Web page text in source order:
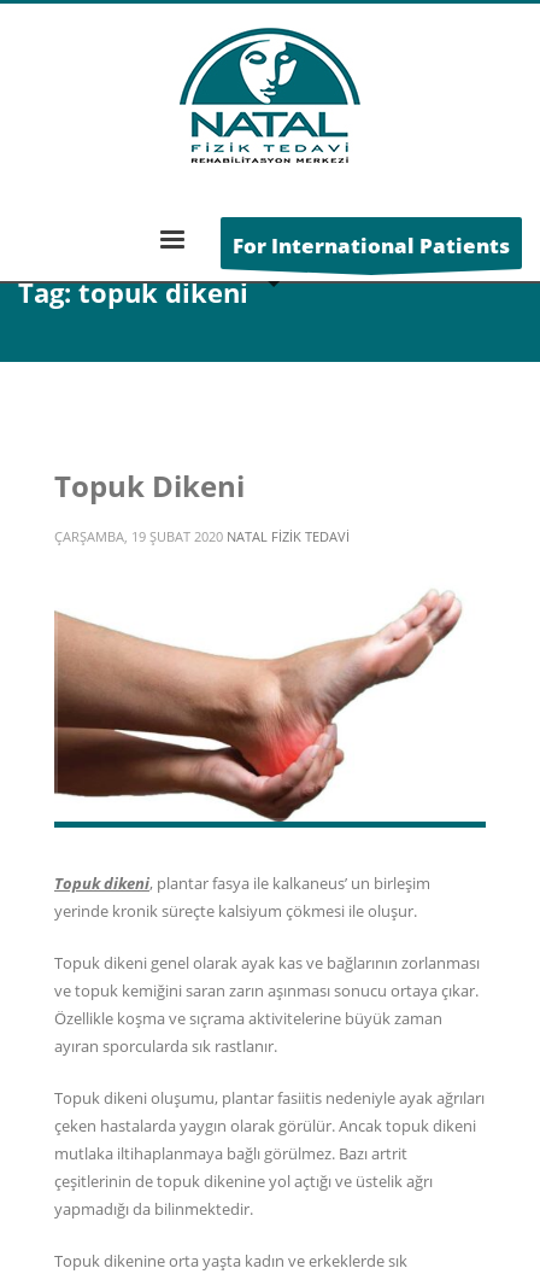
For International Patients
POSTS TAGGED "TOPUK DIKENI"
Tag: topuk dikeni
Topuk Dikeni
ÇARŞAMBA, 19 ŞUBAT 2020 NATAL FIZIK TEDAVI
Topuk dikeni, plantar fasya ile kalkaneus’ un birleşim
yerinde kronik süreçte kalsiyum çökmesi ile oluşur.
Topuk dikeni genel olarak ayak kas ve bağlarının zorlanması
ve topuk kemiğini saran zarın aşınması sonucu ortaya çıkar.
Özellikle koşma ve sıçrama aktivitelerine büyük zaman
ayıran sporcularda sık rastlanır.
Topuk dikeni oluşumu, plantar fasiitis nedeniyle ayak ağrıları
çeken hastalarda yaygın olarak görülür. Ancak topuk dikeni
mutlaka iltihaplanmaya bağlı görülmez. Bazı artrit
çeşitlerinin de topuk dikenine yol açtığı ve üstelik ağrı
yapmadığı da bilinmektedir.
Topuk dikenine orta yaşta kadın ve erkeklerde sık